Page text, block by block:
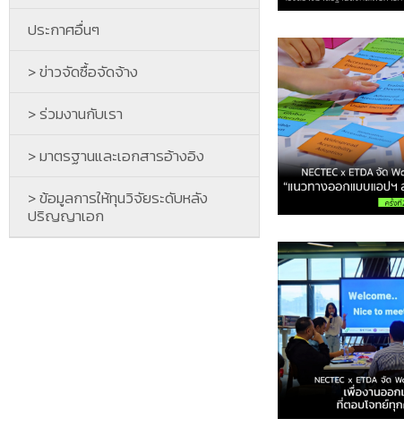
ประกาศอื่นๆ
> ข่าวจัดซื้อจัดจ้าง
> ร่วมงานกับเรา
> มาตรฐานและเอกสารอ้างอิง
> ข้อมูลการให้ทุนวิจัยระดับหลัง
ปริญญาเอก